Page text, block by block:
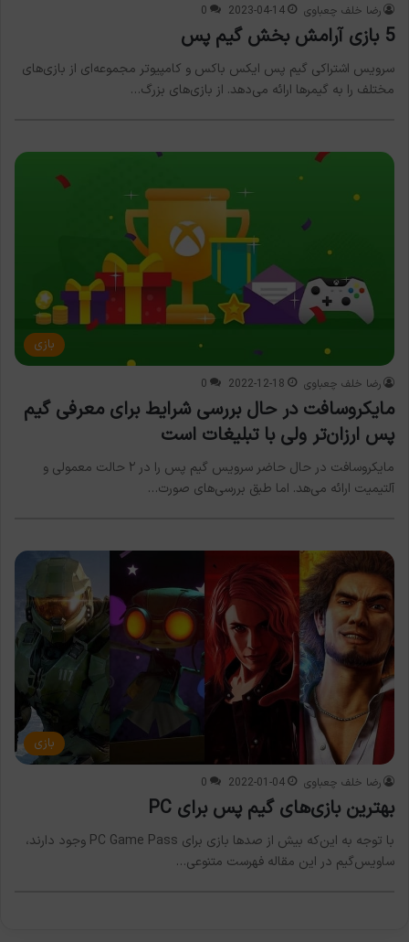
رضا خلف چعباوی 2023-04-14
0
5 بازی آرامش بخش گیم پس
سرویس اشتراکی گیم پس ایکس باکس و کامپیوتر مجموعه‌ای از بازی‌های
مختلف را به گیمرها ارائه می‌دهد. از بازی‌های بزرگ…
بازی
رضا خلف چعباوی 2022-12-18
0
مایکروسافت در حال بررسی شرایط برای معرفی گیم
پس ارزان‌تر ولی با تبلیغات است
مایکروسافت در حال حاضر سرویس گیم پس را در ۲ حالت معمولی و
آلتیمیت ارائه می‌هد. اما طبق بررسی‌های صورت…
بازی
رضا خلف چعباوی 2022-01-04
0
بهترین بازی‌های گیم پس برای PC
با توجه به این‌که بیش از صدها بازی برای PC Game Pass وجود دارند،
ساویس‌گیم در این مقاله فهرست متنوعی…